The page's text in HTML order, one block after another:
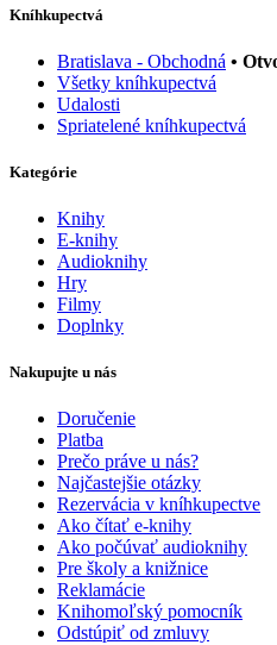
Kníhkupectvá
Bratislava - Obchodná •
Všetky kníhkupectvá
Udalosti
Spriatelené kníhkupectvá
Kategórie
Knihy
E-knihy
Audioknihy
Hry
Filmy
Doplnky
Nakupujte u nás
Doručenie
Platba
Prečo práve u nás?
Najčastejšie otázky
Rezervácia v kníhkupectve
Ako čítať e-knihy
Ako počúvať audioknihy
Pre školy a knižnice
Reklamácie
Knihomoľský pomocník
Odstúpiť od zmluvy